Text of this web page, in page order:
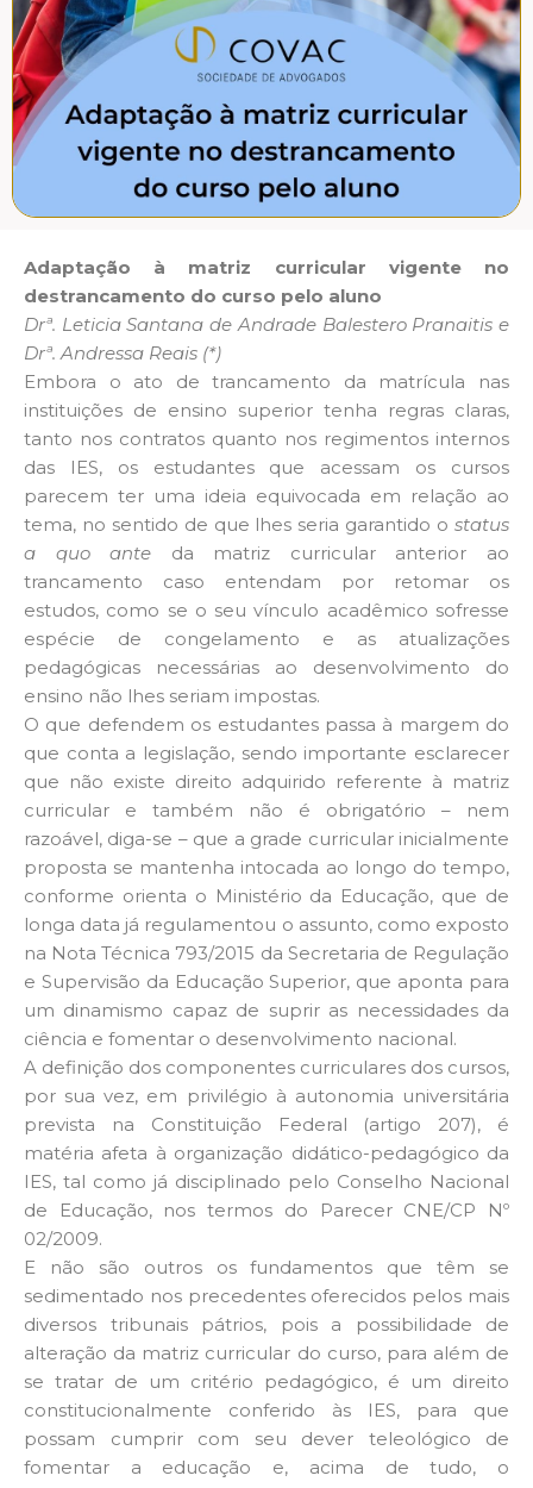
Adaptação à matriz curricular vigente no
destrancamento do curso pelo aluno
Drª. Leticia Santana de Andrade Balestero Pranaitis e
Drª. Andressa Reais (*)
Embora o ato de trancamento da matrícula nas
instituições de ensino superior tenha regras claras,
tanto nos contratos quanto nos regimentos internos
das IES, os estudantes que acessam os cursos
parecem ter uma ideia equivocada em relação ao
tema, no sentido de que lhes seria garantido o status
a quo ante da matriz curricular anterior ao
trancamento caso entendam por retomar os
estudos, como se o seu vínculo acadêmico sofresse
espécie de congelamento e as atualizações
pedagógicas necessárias ao desenvolvimento do
ensino não lhes seriam impostas.
O que defendem os estudantes passa à margem do
que conta a legislação, sendo importante esclarecer
que não existe direito adquirido referente à matriz
curricular e também não é obrigatório – nem
razoável, diga-se – que a grade curricular inicialmente
proposta se mantenha intocada ao longo do tempo,
conforme orienta o Ministério da Educação, que de
longa data já regulamentou o assunto, como exposto
na Nota Técnica 793/2015 da Secretaria de Regulação
e Supervisão da Educação Superior, que aponta para
um dinamismo capaz de suprir as necessidades da
ciência e fomentar o desenvolvimento nacional.
A definição dos componentes curriculares dos cursos,
por sua vez, em privilégio à autonomia universitária
prevista na Constituição Federal (artigo 207), é
matéria afeta à organização didático-pedagógico da
IES, tal como já disciplinado pelo Conselho Nacional
de Educação, nos termos do Parecer CNE/CP Nº
02/2009.
E não são outros os fundamentos que têm se
sedimentado nos precedentes oferecidos pelos mais
diversos tribunais pátrios, pois a possibilidade de
alteração da matriz curricular do curso, para além de
se tratar de um critério pedagógico, é um direito
constitucionalmente conferido às IES, para que
possam cumprir com seu dever teleológico de
fomentar a educação e, acima de tudo, o